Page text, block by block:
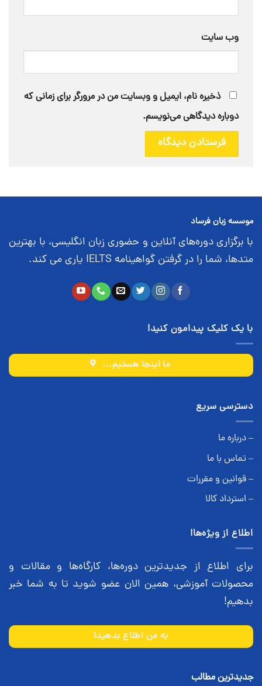
وب‌ سایت
ذخیره نام، ایمیل و وبسایت من در مرورگر برای زمانی که
دوباره دیدگاهی می‌نویسم.
موسسه زبان فرساد
با برگزاری دوره‌های آنلاین و حضوری زبان انگلیسی، با بهترین
متدها، شما را در گرفتن گواهینامه IELTS یاری می کند.
با یک کلیک پیدامون کنید!
ما اینجا هستیم...
دسترسی سریع
– درباره ما
– تماس با ما
– قوانین و مقررات
– استرداد کالا
اطلاع از ویژه‌ها!
برای اطلاع از جدیدترین دوره‌ها، کارگاه‌ها و مقالات و
محصولات آموزشی، همین الان عضو شوید تا به شما خبر
بدهیم!
به من اطلاع بدهید!
جدیدترین مطالب